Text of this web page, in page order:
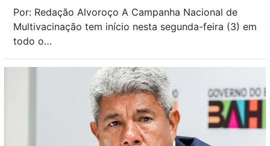
Por: Redação Alvoroço A Campanha Nacional de
Multivacinação tem início nesta segunda-feira (3) em
todo o…